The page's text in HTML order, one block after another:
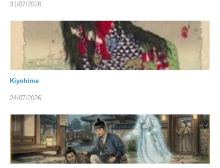
31/07/2026
Kiyohime
24/07/2026